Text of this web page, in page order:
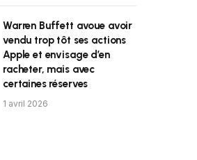
Warren Buffett avoue avoir
vendu trop tôt ses actions
Apple et envisage d’en
racheter, mais avec
certaines réserves
1 avril 2026